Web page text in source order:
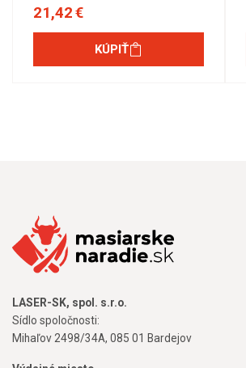
21,42 €
KÚPIŤ
LASER-SK, spol. s.r.o.
Sídlo spoločnosti:
Mihaľov 2498/34A, 085 01 Bardejov